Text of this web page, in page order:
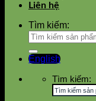
Liên hệ
Tìm kiếm:
English
Tìm kiếm: